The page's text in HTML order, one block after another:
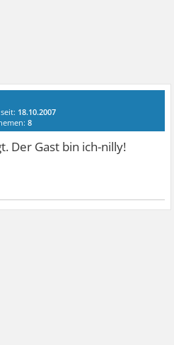
seit: 18.10.2007
8
Der Gast bin ich-nilly!